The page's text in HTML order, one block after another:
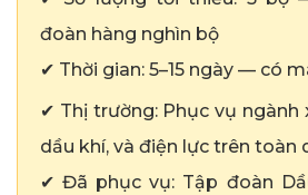
đoàn hàng nghìn bộ
✔ Thời gian: 5–15 ngày — có
✔ Thị trường: Phục vụ ngành
dầu khí, và điện lực trên toàn
✔ Đã phục vụ: Tập đoàn